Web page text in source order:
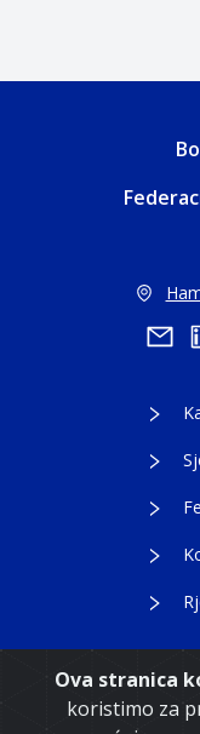
Ova stranica
koristimo za
Copyright